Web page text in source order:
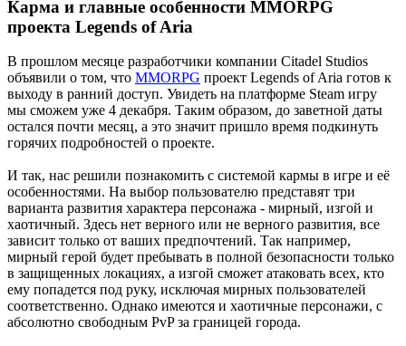
Карма и главные особенности MMORPG
проекта Legends of Aria
В прошлом месяце разработчики компании Citadel Studios
объявили о том, что MMORPG проект Legends of Aria готов к
выходу в ранний доступ. Увидеть на платформе Steam игру
мы сможем уже 4 декабря. Таким образом, до заветной даты
остался почти месяц, а это значит пришло время подкинуть
горячих подробностей о проекте.
И так, нас решили познакомить с системой кармы в игре и её
особенностями. На выбор пользователю представят три
варианта развития характера персонажа - мирный, изгой и
хаотичный. Здесь нет верного или не верного развития, все
зависит только от ваших предпочтений. Так например,
мирный герой будет пребывать в полной безопасности только
в защищенных локациях, а изгой сможет атаковать всех, кто
ему попадется под руку, исключая мирных пользователей
соответственно. Однако имеются и хаотичные персонажи, с
абсолютно свободным PvP за границей города.